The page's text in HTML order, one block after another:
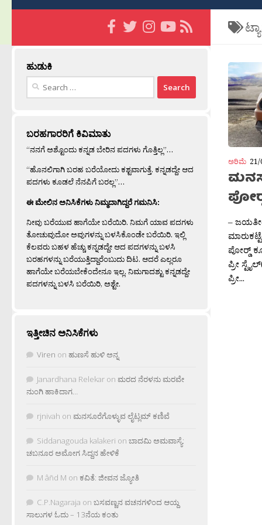
ಅರಿಮೆ
–
ಪೋರ‍್ಡ್
ಪ್ರೀ
ಪ್ರೀ...
ಹುಡುಕಿ
Search
ಬರಹಗಾರರಿಗೆ ಕಿವಿಮಾತು
“ನನಗೆ ಅಶ್ಟೊಂದು ಕನ್ನಡ ಬೇರಿನ ಪದಗಳು ಗೊತ್ತಿಲ್ಲ”…
“ಹೊನಲಿಗಾಗಿ ಬರಹ ಬರೆಯೋದು ಕಶ್ಟವಾಗುತ್ತೆ. ಕನ್ನಡದ್ದೇ ಆದ
ಪದಗಳು ಕೂಡಲೆ ನೆನಪಿಗೆ ಬರಲ್ಲ”…
ಈ ಮೇಲಿನ ಅನಿಸಿಕೆಗಳು ನಿಮ್ಮದಾಗಿದ್ದರೆ ಗಮನಿಸಿ:
ನೀವು ಬರೆಯುವ ಹಾಗೆಯೇ ಬರೆಯಿರಿ. ನಿಮಗೆ ಯಾವ ಪದಗಳು
ತೋಚುವುದೋ ಅವುಗಳನ್ನು ಬಳಸಿಕೊಂಡೇ ಬರೆಯಿರಿ. ಇಲ್ಲಿ
ಕೆಲವರು ಬಹಳ ಹೆಚ್ಚು ಕನ್ನಡದ್ದೇ ಆದ ಪದಗಳನ್ನು ಬಳಸಿ
ಬರಹಗಳನ್ನು ಬರೆಯುತ್ತಿದ್ದಾರೆಂಬುದು ದಿಟ. ಆದರೆ ಎಲ್ಲರೂ
ಹಾಗೆಯೇ ಬರೆಯಬೇಕೆಂದೇನೂ ಇಲ್ಲ. ನಿಮಗಾದಶ್ಟು ಕನ್ನಡದ್ದೇ
ಪದಗಳನ್ನು ಬಳಸಿ ಬರೆಯಿರಿ, ಅಶ್ಟೇ.
ಇತ್ತೀಚಿನ ಅನಿಸಿಕೆಗಳು
Viren on ಹುಣಸೆ ಹುಳಿ ಅನ್ನ
Janardhana Relekar on ಮರದ ನೆರಳನು ಮರವೇ
ನುಂಗಿ ಹಾಕಿದಾಗ…
rjnivah on ಮನಸೂರೆಗೊಳ್ಳುವ ಲೈಟ್ಲಮ್ ಕಣಿವೆ
Siddanagouda kalakeri on ಬಾದಮಿ ಅಮವಾಸ್ಯೆ:
ಚಬನೂರ ಅಮೋಗ ಸಿದ್ದನ ಹೇಳಿಕೆ
M âñd M on ಕವಿತೆ: ಜೀವನ ಜ್ಯೋತಿ
C.P.Nagaraja on ಬಸವಣ್ಣನ ವಚನಗಳಿಂದ ಆಯ್ದ
ಸಾಲುಗಳ ಓದು – 13ನೆಯ ಕಂತು